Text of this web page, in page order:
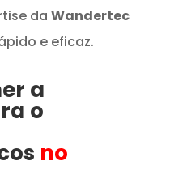
da Wandertec
e eficaz.
a
o
no